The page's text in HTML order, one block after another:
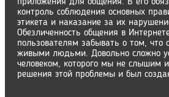
контроль соблюдения основных
этикета и наказание за их
Обезличенность общения в
пользователям забывать о том, что
живыми людьми. Довольно сложно
человеком, которого мы не слышим
решения этой проблемы и был